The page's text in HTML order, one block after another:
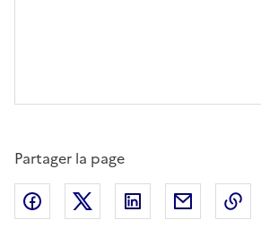
Partager la page
Partager sur Facebook
Partager sur X
Partager sur